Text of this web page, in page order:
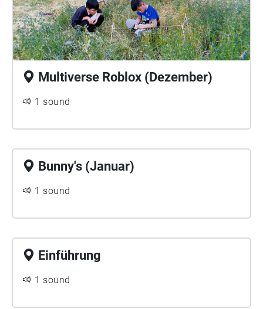
Multiverse Roblox (Dezember)
1 sound
Bunny's (Januar)
1 sound
Einführung
1 sound